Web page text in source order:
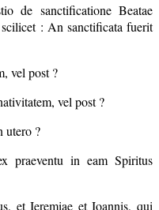
de sanctificatione Beatae
: An sanctificata fuerit
vel post ?
vel post ?
utero ?
praeventu in eam Spiritus
et Ieremiae et Ioannis, qui